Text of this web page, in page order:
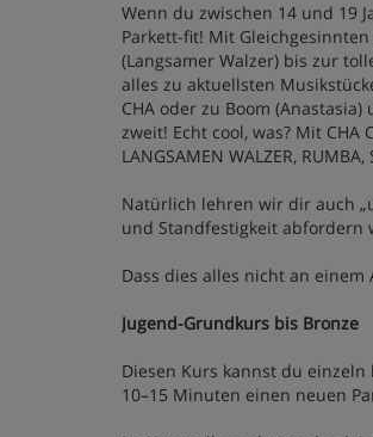
Wenn du zwischen 14 und 19
Parkett-fit! Mit
(Langsamer Walzer) bis zur
alles zu aktuellsten
CHA oder zu Boom
zweit! Echt cool, was? Mit CHA
LANGSAMEN WALZER,
Natürlich lehren wir dir auch
und Standfestigkeit abfordern
Dass dies alles nicht an
Jugend-Grundkurs bis Bronze
Diesen Kurs kannst du
10–15 Minuten einen neuen